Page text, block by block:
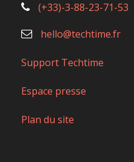
(+33)-3-88-23-71-53
hello@techtime.fr
Support Techtime
Espace presse
Plan du site